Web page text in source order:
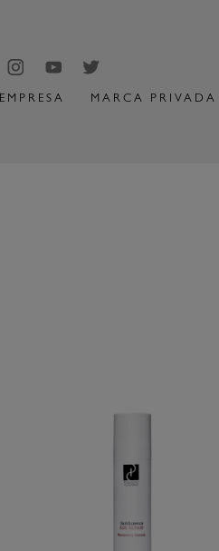
EMPRESA MARCA PRIVADA